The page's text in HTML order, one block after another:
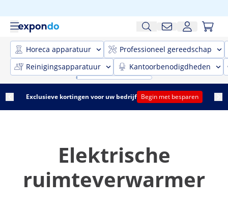
Horeca apparatuur
Professioneel gereedschap
Reinigingsapparatuur
Kantoorbenodigdheden
Exclusieve kortingen voor uw bedrijf Begin met besparen
Elektrische
ruimteverwarmer